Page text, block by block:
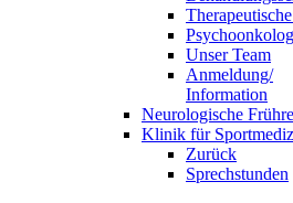
Unser Team
Anmeldung/
Information
Neurologische
Klinik für
Zurück
Sprechstunden